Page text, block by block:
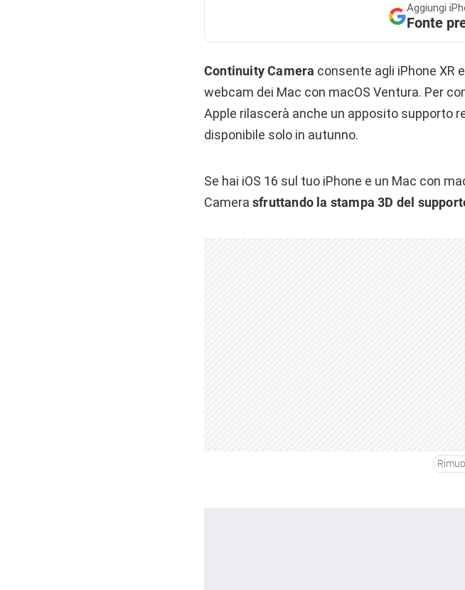
Aggiungi
Fonte
Continuity Camera consente agli iPhone XR
webcam dei Mac con macOS Ventura. Per
Apple rilascerà anche un apposito supporto
disponibile solo in autunno.
Se hai iOS 16 sul tuo iPhone e un Mac con
Camera sfruttando la stampa 3D del